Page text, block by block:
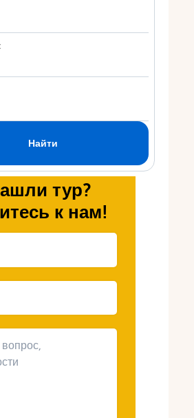
тур?
к нам!